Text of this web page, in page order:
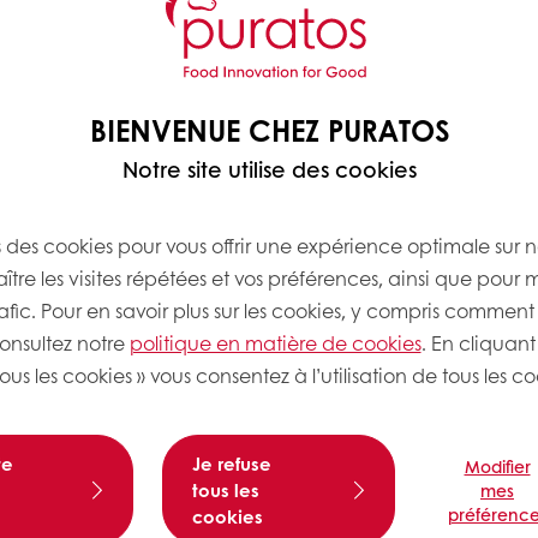
de cacao, de la récolte à la
profiter du plein potentiel de saveur de la
BIENVENUE CHEZ PURATOS
Notre site utilise des cookies
des cookies pour vous offrir une expérience optimale sur
les visites répétées et vos préférences, ainsi que pour
Pour en savoir plus sur les cookies, y compris comment
notre politique en matière de cookies. En cliquant
les cookies » vous consentez à l’utilisation de tous les
Je refuse
tous les
cookies
Modifier
mes